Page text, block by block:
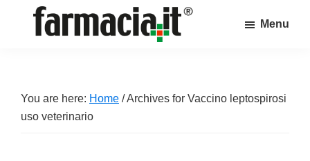
sul
mondo
Menu
You are here: Home /Archives for Vaccino leptospirosi
uso veterinario